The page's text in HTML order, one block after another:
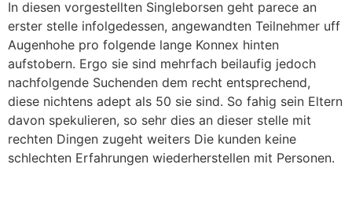
In diesen vorgestellten Singleborsen geht parece an
erster stelle infolgedessen, angewandten Teilnehmer uff
Augenhohe pro folgende lange Konnex hinten
aufstobern. Ergo sie sind mehrfach beilaufig jedoch
nachfolgende Suchenden dem recht entsprechend,
diese nichtens adept als 50 sie sind. So fahig sein Eltern
davon spekulieren, so sehr dies an dieser stelle mit
rechten Dingen zugeht weiters Die kunden keine
schlechten Erfahrungen wiederherstellen mit Personen.